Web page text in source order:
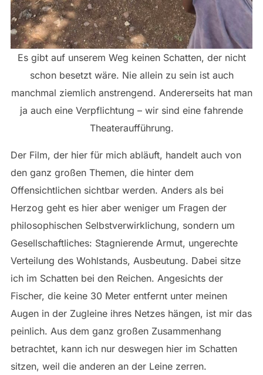
Es gibt auf unserem Weg keinen Schatten, der nicht
schon besetzt wäre. Nie allein zu sein ist auch
manchmal ziemlich anstrengend. Andererseits hat man
ja auch eine Verpflichtung – wir sind eine fahrende
Theateraufführung.
Der Film, der hier für mich abläuft, handelt auch von
den ganz großen Themen, die hinter dem
Offensichtlichen sichtbar werden. Anders als bei
Herzog geht es hier aber weniger um Fragen der
philosophischen Selbstverwirklichung, sondern um
Gesellschaftliches: Stagnierende Armut, ungerechte
Verteilung des Wohlstands, Ausbeutung. Dabei sitze
ich im Schatten bei den Reichen. Angesichts der
Fischer, die keine 30 Meter entfernt unter meinen
Augen in der Zugleine ihres Netzes hängen, ist mir das
peinlich. Aus dem ganz großen Zusammenhang
betrachtet, kann ich nur deswegen hier im Schatten
sitzen, weil die anderen an der Leine zerren.